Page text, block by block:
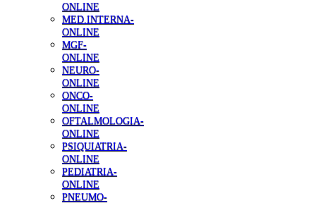
ONLINE
MED.INTERNA-
ONLINE
MGF-
ONLINE
NEURO-
ONLINE
ONCO-
ONLINE
OFTALMOLOGIA-
ONLINE
PSIQUIATRIA-
ONLINE
PEDIATRIA-
ONLINE
PNEUMO-